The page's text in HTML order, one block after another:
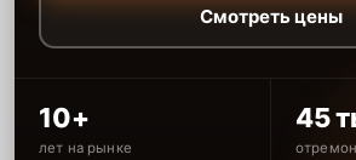
Смотреть цены
10+
лет на рынке
45